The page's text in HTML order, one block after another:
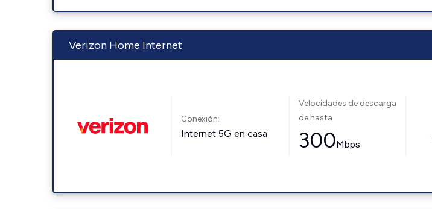
Verizon Home Internet
Conexión:
Internet 5G en casa
Velocidades de descarga
de hasta
300Mbps